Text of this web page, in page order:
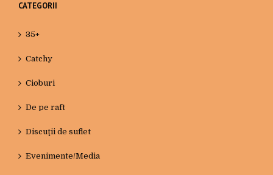
CATEGORII
35+
Catchy
Cioburi
De pe raft
Discuţii de suflet
Evenimente/Media